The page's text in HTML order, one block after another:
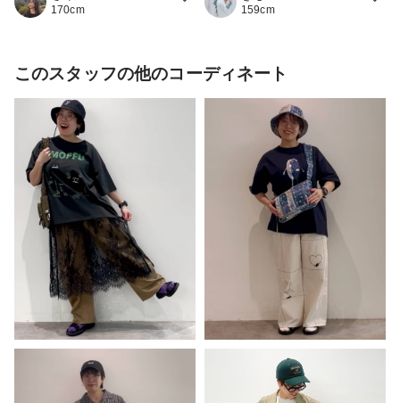
170cm 159cm
このスタッフの他のコーディネート